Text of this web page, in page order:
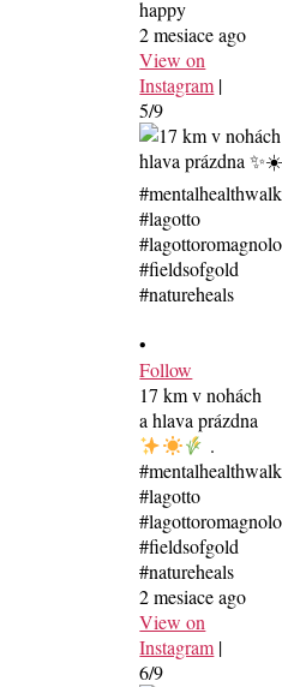
happy
2 mesiace ago
View on
Instagram |
5/9
•
Follow
17 km v nohách
a hlava prázdna
.
#mentalhealthwalk
#lagotto
#fieldsofgold
#natureheals
2 mesiace ago
View on
Instagram |
6/9